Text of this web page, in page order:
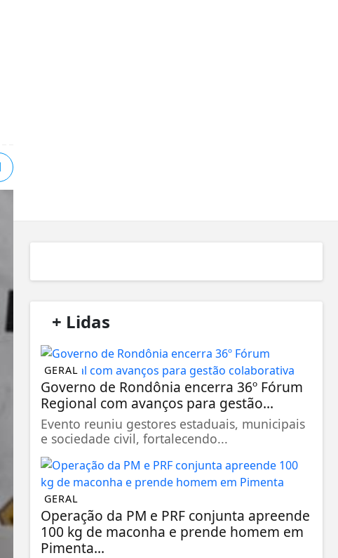
+ Lidas
GERAL
Governo de Rondônia encerra 36º Fórum
Regional com avanços para gestão...
Evento reuniu gestores estaduais, municipais
e sociedade civil, fortalecendo...
GERAL
Operação da PM e PRF conjunta apreende
100 kg de maconha e prende homem em
Pimenta...